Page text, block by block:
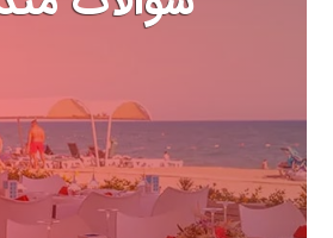
مهمترین سوالاتی که
باید بدانید